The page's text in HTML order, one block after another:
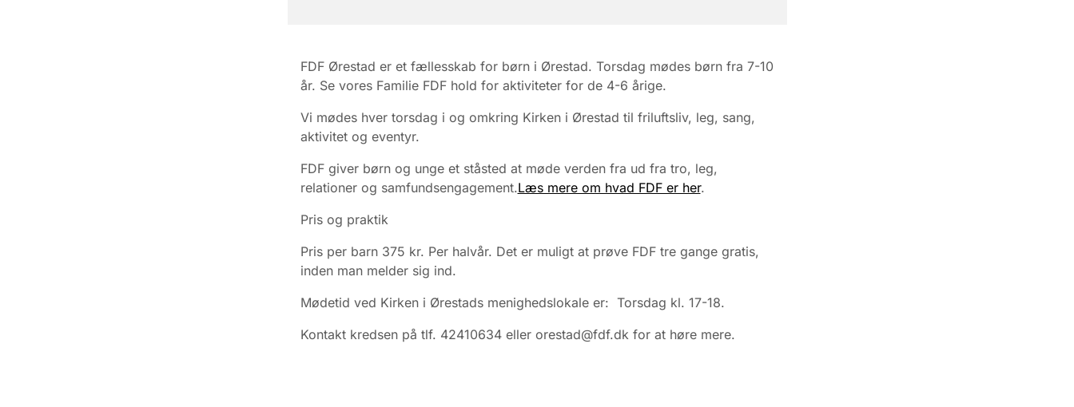
FDF Ørestad er et fællesskab for børn i Ørestad. Torsdag mødes børn fra 7-10
år. Se vores Familie FDF hold for aktiviteter for de 4-6 årige.
Vi mødes hver torsdag i og omkring Kirken i Ørestad til friluftsliv, leg, sang,
aktivitet og eventyr.
FDF giver børn og unge et ståsted at møde verden fra ud fra tro, leg,
relationer og samfundsengagement.Læs mere om hvad FDF er her.
Pris og praktik
Pris per barn 375 kr. Per halvår. Det er muligt at prøve FDF tre gange gratis,
inden man melder sig ind.
Mødetid ved Kirken i Ørestads menighedslokale er: Torsdag kl. 17-18.
Kontakt kredsen på tlf. 42410634 eller orestad@fdf.dk for at høre mere.